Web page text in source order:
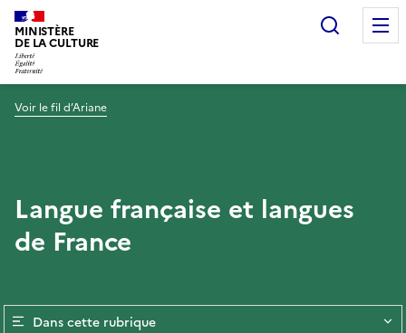
MINISTÈRE
DE LA CULTURE
Voir le fil d’Ariane
Langue française et langues
de France
Dans cette rubrique